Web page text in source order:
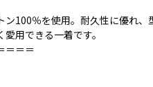
ン100％を使用。耐久性に優れ
用できる一着です。
＝＝＝